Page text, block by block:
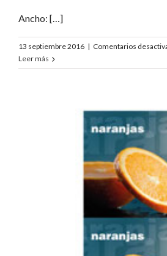
Ancho: […]
13 septiembre 2016 | Comentarios
Leer más